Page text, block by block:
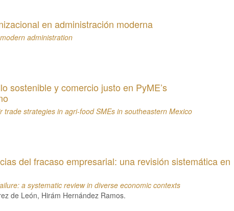
en administración moderna
administration
sostenible y comercio justo en PyME’s
strategies in agri-food SMEs in southeastern Mexico
del fracaso empresarial: una revisión sistemática en
a systematic review in diverse economic contexts
de León, Hirám Hernández Ramos.